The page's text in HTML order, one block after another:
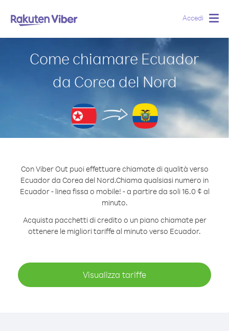
Accedi
Come chiamare Ecuador
da Corea del Nord
Con Viber Out puoi effettuare chiamate di qualità verso
Ecuador da Corea del Nord.Chiama qualsiasi numero in
Ecuador - linea fissa o mobile! - a partire da soli 16.0 ¢ al
minuto.
Acquista pacchetti di credito o un piano chiamate per
ottenere le migliori tariffe al minuto verso Ecuador.
Visualizza tariffe